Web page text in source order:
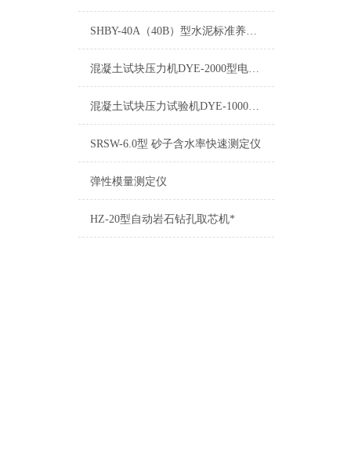
SHBY-40A（40B）型水泥标准养护箱产品世界
混凝土试块压力机DYE-2000型电液式压力试验机安装说明
混凝土试块压力试验机DYE-1000型电液式压力试验机说明书
SRSW-6.0型 砂子含水率快速测定仪
弹性模量测定仪
HZ-20型自动岩石钻孔取芯机*